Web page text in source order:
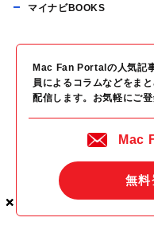
×
×
×
マイナビBOOKS
Mac Fan Portalの人気記
員によるコラムなどをま
配信します。お気軽にご登
Mac
無料